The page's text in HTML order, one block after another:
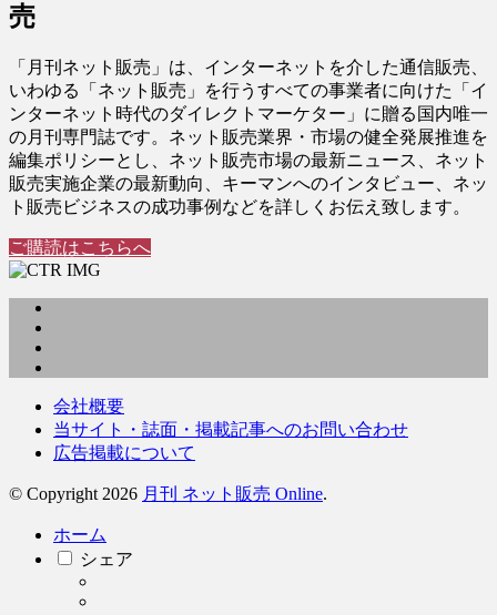
売
「月刊ネット販売」は、インターネットを介した通信販売、
いわゆる「ネット販売」を行うすべての事業者に向けた「イ
ンターネット時代のダイレクトマーケター」に贈る国内唯一
の月刊専門誌です。ネット販売業界・市場の健全発展推進を
編集ポリシーとし、ネット販売市場の最新ニュース、ネット
販売実施企業の最新動向、キーマンへのインタビュー、ネッ
ト販売ビジネスの成功事例などを詳しくお伝え致します。
ご購読はこちらへ
会社概要
当サイト・誌面・掲載記事へのお問い合わせ
広告掲載について
© Copyright 2026 月刊 ネット販売 Online.
ホーム
シェア